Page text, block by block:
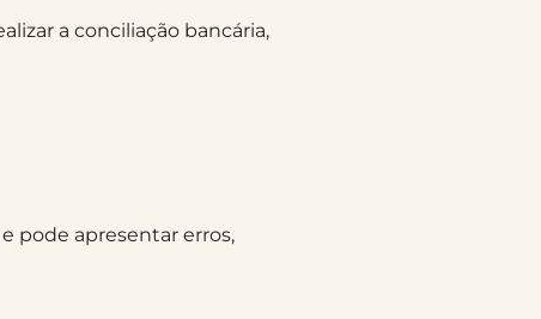
a conciliação bancária,
pode apresentar erros,